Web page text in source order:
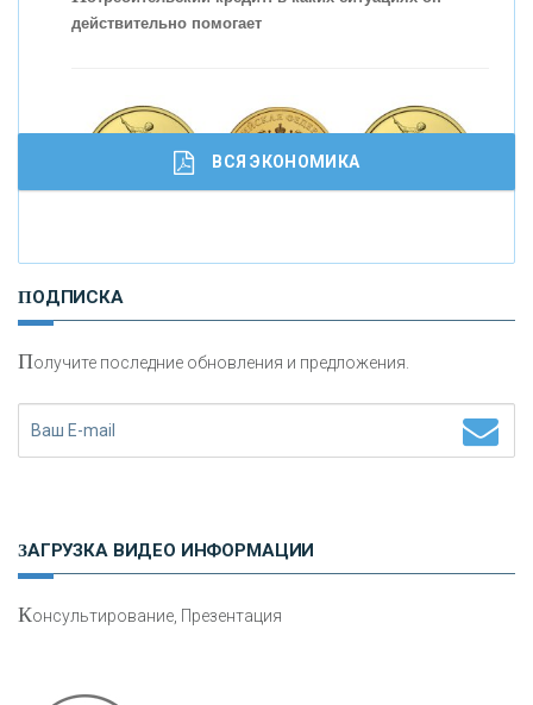
действительно помогает
И
сохранения и увеличения капитала
ВСЯ ЭКОНОМИКА
ПОДПИСКА
Получите последние обновления и предложения.
ЗАГРУЗКА ВИДЕО ИНФОРМАЦИИ
Консультирование, Презентация